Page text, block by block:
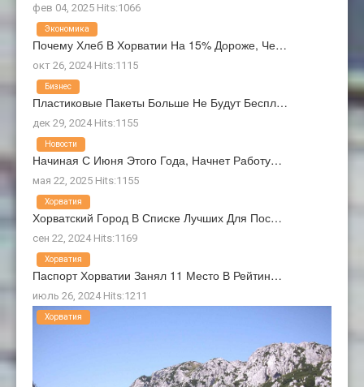
фев 04, 2025 Hits:1066
Почему Хлеб В Хорватии На 15% Дороже, Че…
окт 26, 2024 Hits:1115
Экономика
Пластиковые Пакеты Больше Не Будут Беспл…
дек 29, 2024 Hits:1155
Бизнес
Начиная С Июня Этого Года, Начнет Работу…
мая 22, 2025 Hits:1155
Новости
Хорватский Город В Списке Лучших Для Пос…
сен 22, 2024 Hits:1169
Хорватия
Паспорт Хорватии Занял 11 Место В Рейтин…
июль 26, 2024 Hits:1211
Хорватия
Хорватия